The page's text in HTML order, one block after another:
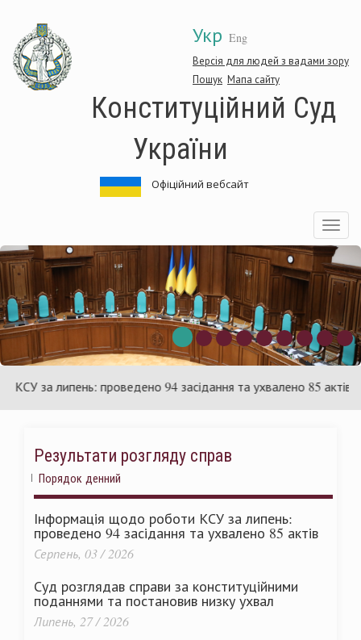
основного
матеріалу
Укр Eng
Версія для людей з вадами зору
Пошук Мапа сайту
Конституційний Суд
України
Офіційний вебсайт
Toggle
за липень: проведено 94 засідання та ухвалено 85 актів
Результати розгляду справ
Порядок денний
Інформація щодо роботи КСУ за липень:
проведено 94 засідання та ухвалено 85 актів
Серпень, 03 / 2026
Суд розглядав справи за конституційними
поданнями та постановив низку ухвал
Липень, 27 / 2026